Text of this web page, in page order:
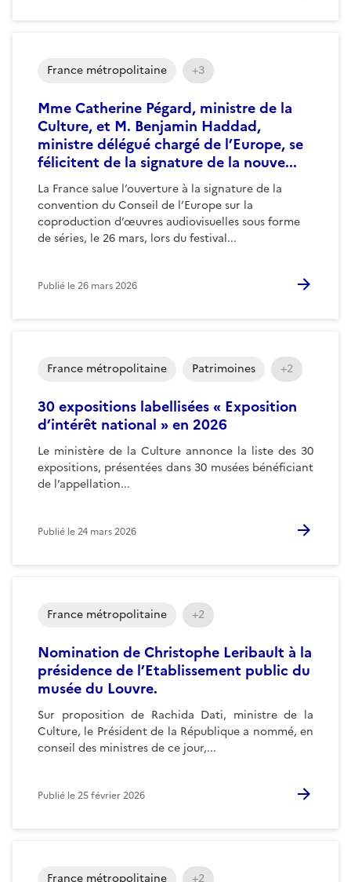
Mme Catherine Pégard, ministre de la
Culture, et M. Benjamin Haddad,
ministre délégué chargé de l’Europe, se
félicitent de la signature de la nouve...
La France salue l’ouverture à la signature de la
convention du Conseil de l’Europe sur la
coproduction d’œuvres audiovisuelles sous forme
de séries, le 26 mars, lors du festival...
France métropolitaine +3
Publié le26 mars 2026
30 expositions labellisées « Exposition
d’intérêt national » en 2026
Le ministère de la Culture annonce la liste des 30
expositions, présentées dans 30 musées bénéficiant
de l’appellation...
France métropolitaine Patrimoines +2
Publié le24 mars 2026
Nomination de Christophe Leribault à la
présidence de l’Etablissement public du
musée du Louvre.
Sur proposition de Rachida Dati, ministre de la
Culture, le Président de la République a nommé, en
conseil des ministres de ce jour,...
France métropolitaine +2
Publié le25 février 2026
France métropolitaine +2